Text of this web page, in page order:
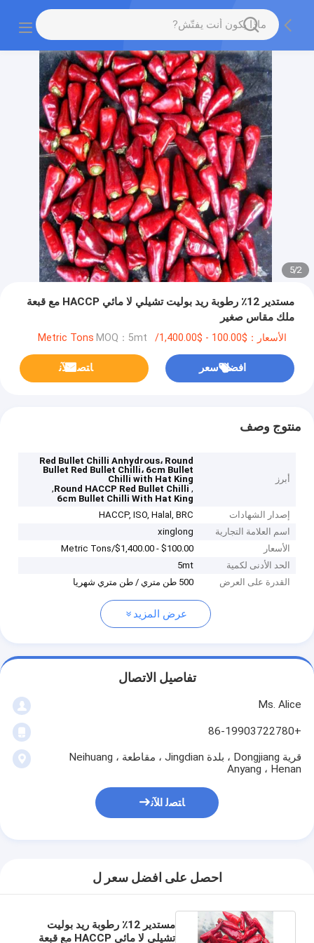
2
/
5
مستدير 12٪ رطوبة ريد بوليت تشيلي لا مائي HACCP مع قبعة
ملك مقاس صغير
الأسعار：$100.00 - $1,400.00/Metric Tons MOQ：5mt
افضل سعر ﺎﺘﺼﻟ ﺍﻶﻧ
منتوج وصف
أبرز
Red Bullet Chilli Anhydrous، Round
Bullet Red Bullet Chilli، 6cm Bullet
Chilli with Hat King
,
Round HACCP Red Bullet Chilli
,
6cm Bullet Chilli With Hat King
إصدار الشهادات
HACCP, ISO, Halal, BRC
اسم العلامة التجارية
xinglong
الأسعار
$100.00 - $1,400.00/Metric Tons
الحد الأدنى لكمية
5mt
القدرة على العرض
500 طن متري / طن متري شهريا
عرض المزيد
تفاصيل الاتصال
Ms. Alice
+86-19903722780
قرية Dongjiang ، بلدة Jingdian ، مقاطعة Neihuang ،
Anyang ، Henan
ﺎﺘﺼﻟ ﺍﻶﻧ
احصل على افضل سعر ل
مستدير 12٪ رطوبة ريد بوليت
تشيلي لا مائي HACCP مع قبعة